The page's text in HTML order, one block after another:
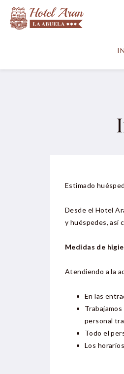
Estimado
Desde el Hotel
y huéspedes, así
Medidas de
Atendiendo a la
En las
personal
Todo el
Los